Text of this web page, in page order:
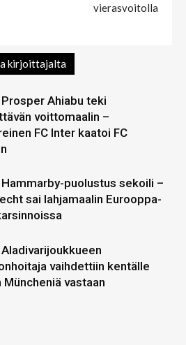
vierasvoitolla
kirjoittajalta
Ahiabu teki
voittomaalin –
FC Inter kaatoi FC
puolustus sekoili –
sai lahjamaalin Eurooppa-
vaihdettiin kentälle
Müncheniä vastaan